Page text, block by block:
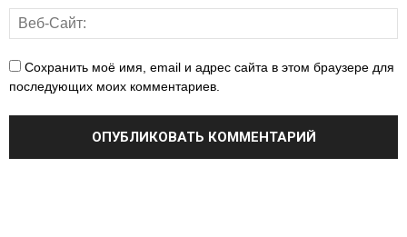
Сохранить моё имя, email и адрес сайта в этом браузере для
последующих моих комментариев.